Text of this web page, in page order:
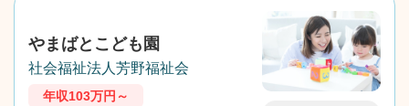
やまばとこども園
社会福祉法人芳野福祉会
年収103万円～